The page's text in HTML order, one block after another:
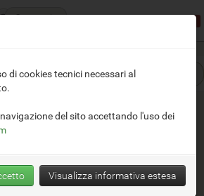
Categorie
di cookies tecnici necessari al
del sito accettando l'uso dei
Visualizza informativa estesa